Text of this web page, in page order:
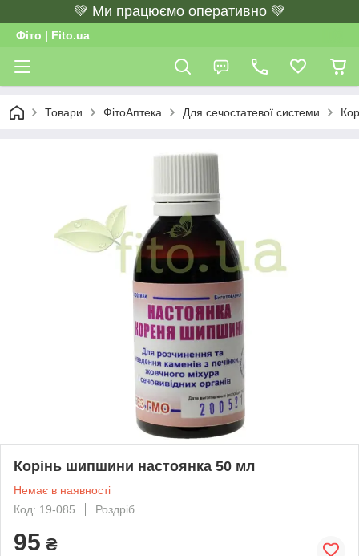
💚 Ми працюємо оперативно 💚
Фіто | Fito.ua
Товари ФітоАптека Для сечостатевої системи
Корінь шипшини настоянка 50 мл
Немає в наявності
Код: 19-085
Роздріб
95 ₴